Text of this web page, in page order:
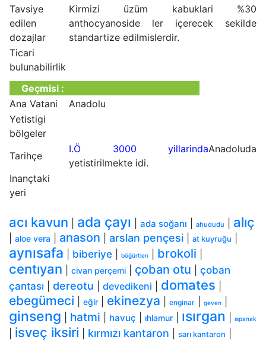
Tavsiye
edilen
dozajlar
Kirmizi üzüm kabuklari %30
anthocyanoside ler içerecek sekilde
standartize edilmislerdir.
Ticari
bulunabilirlik
Geçmisi :
Ana Vatani
Anadolu
Yetistigi
bölgeler
Tarihçe
I.Ö 3000 yillarindaAnadoluda
yetistirilmekte idi.
Inançtaki
yeri
acı kavun ada çayı ada soğanı ahududu alıç
aloe vera anason arslan pençesi at kuyruğu
aynısafa biberiye böğürtlen brokoli
centıyan civan perçemi çoban otu
çoban
çantası
dereotu devedikeni domates
ebegümeci eğir ekinezya enginar geven
ginseng hatmi havuç ıhlamur ısırgan ıspanak
isveç iksiri kırmızı kantaron sarı kantaron